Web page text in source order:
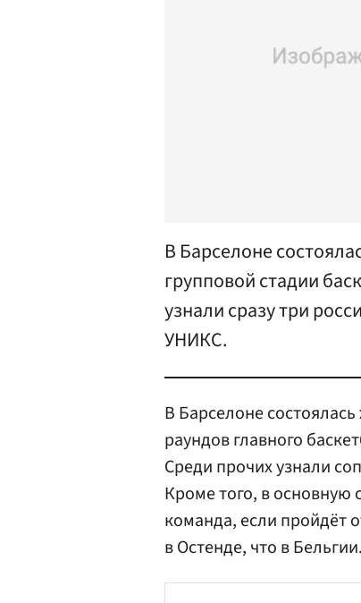
В Барселоне
групповой стадии
узнали сразу три
УНИКС.
В Барселоне
раундов главного
Среди прочих узнали
Кроме того, в основную
команда, если пройдёт
в Остенде, что в Бельгии.